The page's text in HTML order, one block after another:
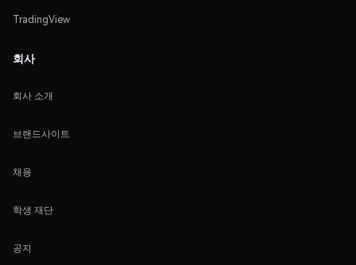
TradingView
회사
회사 소개
브랜드사이트
채용
학생 재단
공지